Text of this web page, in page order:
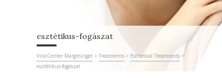
esztétikus-fogászat
VitalCenter Margitsziget > Treatments > Esthetical Treatments >
esztétikus-fogászat